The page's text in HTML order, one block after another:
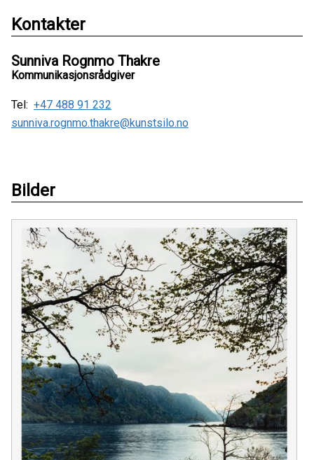
Kontakter
Sunniva Rognmo Thakre
Kommunikasjonsrådgiver
Tel: +47 488 91 232
sunniva.rognmo.thakre@kunstsilo.no
Bilder